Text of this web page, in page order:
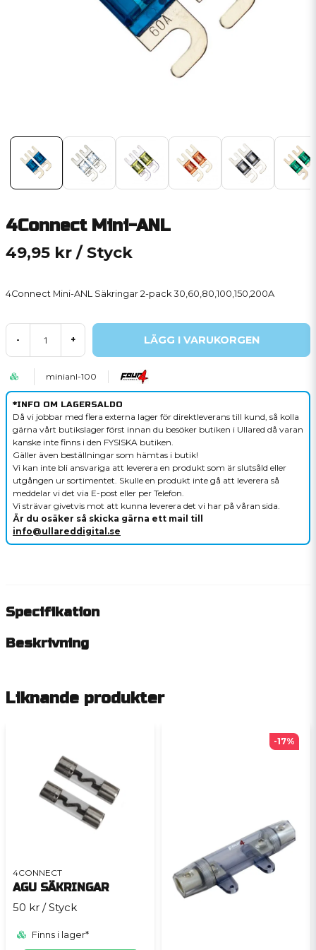
4Connect Mini-ANL
49,95 kr / Styck
4Connect Mini-ANL Säkringar 2-pack 30,60,80,100,150,200A
- + LÄGG I VARUKORGEN
minianl-100
*INFO OM LAGERSALDO
Då vi jobbar med flera externa lager för direktleverans till kund, så kolla
gärna vårt butikslager först innan du besöker butiken i Ullared då varan
kanske inte finns i den FYSISKA butiken.
Gäller även beställningar som hämtas i butik!
Vi kan inte bli ansvariga att leverera en produkt som är slutsåld eller
utgången ur sortimentet. Skulle en produkt inte gå att leverera så
meddelar vi det via E-post eller per Telefon.
Vi strävar givetvis mot att kunna leverera det vi har på våran sida.
Är du osäker så skicka gärna ett mail till
info@ullareddigital.se
Beskrivning
Specifikation
Liknande produkter
4CONNECT
AGU SÄKRINGAR
50 kr / Styck
Finns i lager*
-17%